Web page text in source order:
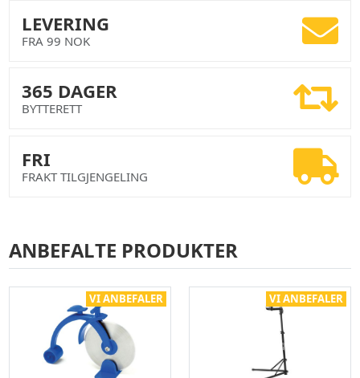
LEVERING
FRA 99 NOK
365 DAGER
BYTTERETT
FRI
FRAKT TILGJENGELING
ANBEFALTE PRODUKTER
VI ANBEFALER VI ANBEFALER